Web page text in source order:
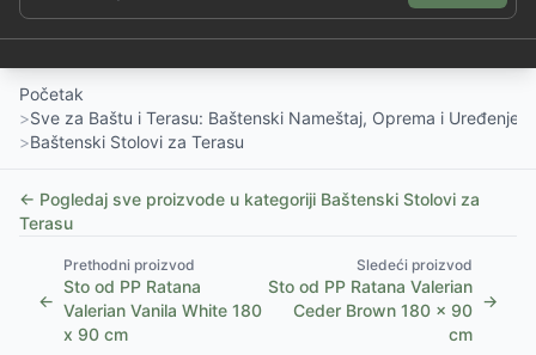
Početak
>Sve za Baštu i Terasu: Baštenski Nameštaj, Oprema i Uređenje
>Baštenski Stolovi za Terasu
← Pogledaj sve proizvode u kategoriji Baštenski Stolovi za
Terasu
←
Prethodni proizvod
Sto od PP Ratana
Valerian Vanila White 180
x 90 cm
Sledeći proizvod
Sto od PP Ratana Valerian
Ceder Brown 180 x 90
cm
→